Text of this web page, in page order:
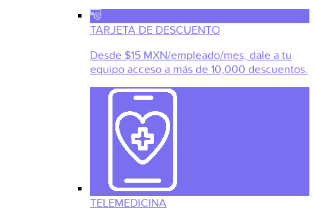
TARJETA DE DESCUENTO
Desde $15 MXN/empleado/mes, dale a tu
equipo acceso a más de 10,000 descuentos.
TELEMEDICINA